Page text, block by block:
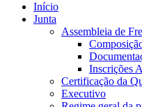
Início
Junta
Assembleia de
Inscrições
Certificação da
Executivo